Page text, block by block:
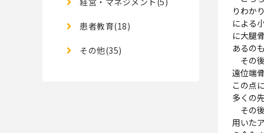
患者教育(18)
その他(35)
りわか
による
に大腿
あるの
その
遠位端
この点
多くの
その
用いた